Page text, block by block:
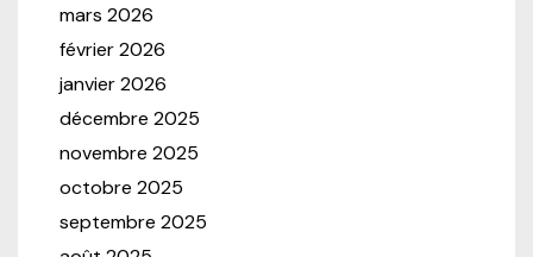
mars 2026
février 2026
janvier 2026
décembre 2025
novembre 2025
octobre 2025
septembre 2025